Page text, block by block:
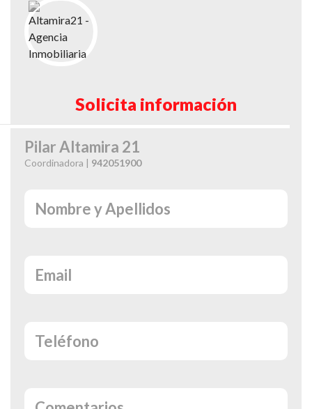
Solicita información
Pilar Altamira 21
Coordinadora | 942051900